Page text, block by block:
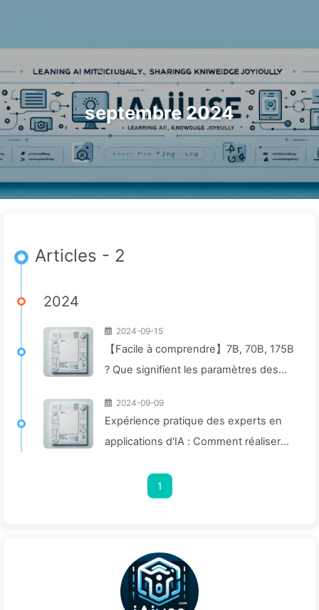
septembre 2024
Articles - 2
2024
2024-09-15
【Facile à comprendre】7B, 70B, 175B
? Que signifient les paramètres des
modèle pour l'entreprise ? —
2024-09-09
Expérience pratique des experts en
applications d'IA : Comment réaliser
efficace de son blog grâce aux outils
1